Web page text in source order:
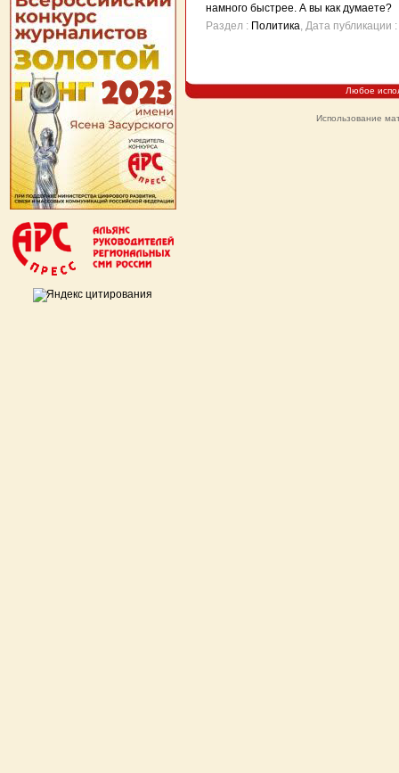
намного быстрее. А вы как думаете?
Раздел : Политика, Дата публикации :
Любое
Использование